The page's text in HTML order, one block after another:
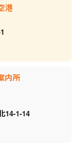
港
内所
14-1-14